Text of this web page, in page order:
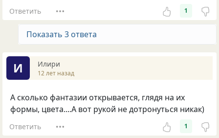
Ответить 1
Показать 3 ответа
И Илири
12 лет назад
А сколько фантазии открывается, глядя на их
формы, цвета....А вот рукой не дотронуться никак)
Ответить 1